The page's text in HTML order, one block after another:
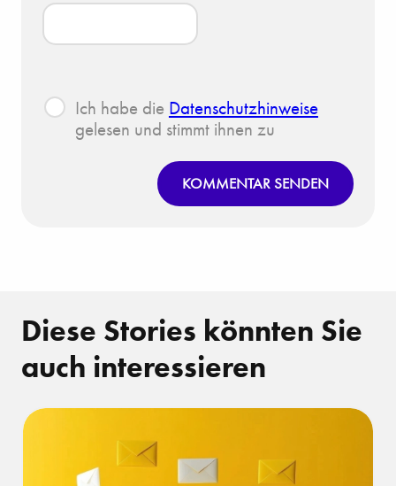
Ich habe die Datenschutzhinweise
gelesen und stimmt ihnen zu
KOMMENTAR SENDEN
Diese Stories könnten Sie
auch interessieren